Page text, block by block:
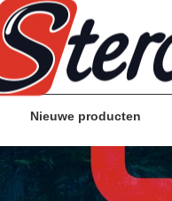
Nieuwe producten